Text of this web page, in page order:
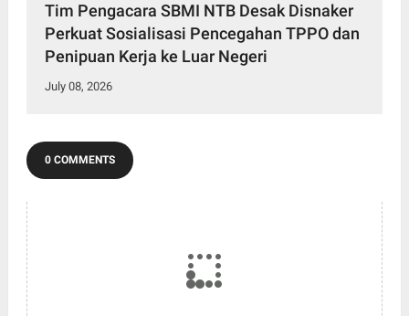
Tim Pengacara SBMI NTB Desak Disnaker
Perkuat Sosialisasi Pencegahan TPPO dan
Penipuan Kerja ke Luar Negeri
July 08, 2026
0 COMMENTS